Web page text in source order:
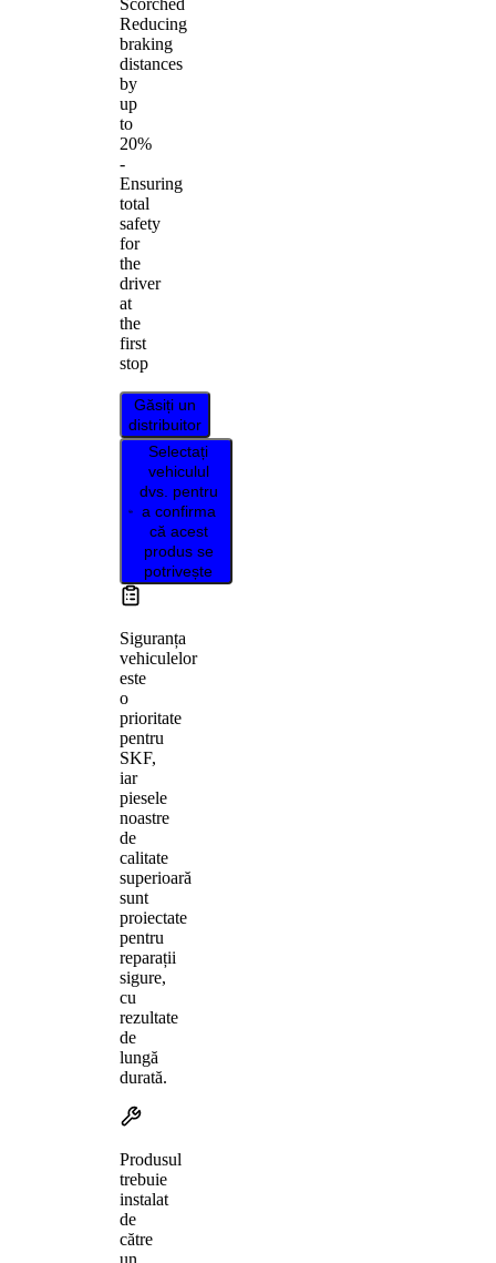
Reducing
braking
distances
by
up
to
20%
-
Ensuring
total
safety
for
the
driver
at
the
first
stop
Găsiți un
distribuitor
Selectați
vehiculul
dvs. pentru
a confirma
că acest
produs se
potrivește
Siguranța
vehiculelor
este
o
prioritate
pentru
SKF,
iar
piesele
noastre
de
calitate
superioară
sunt
proiectate
pentru
reparații
sigure,
cu
rezultate
de
lungă
durată.
Produsul
trebuie
instalat
de
către
un